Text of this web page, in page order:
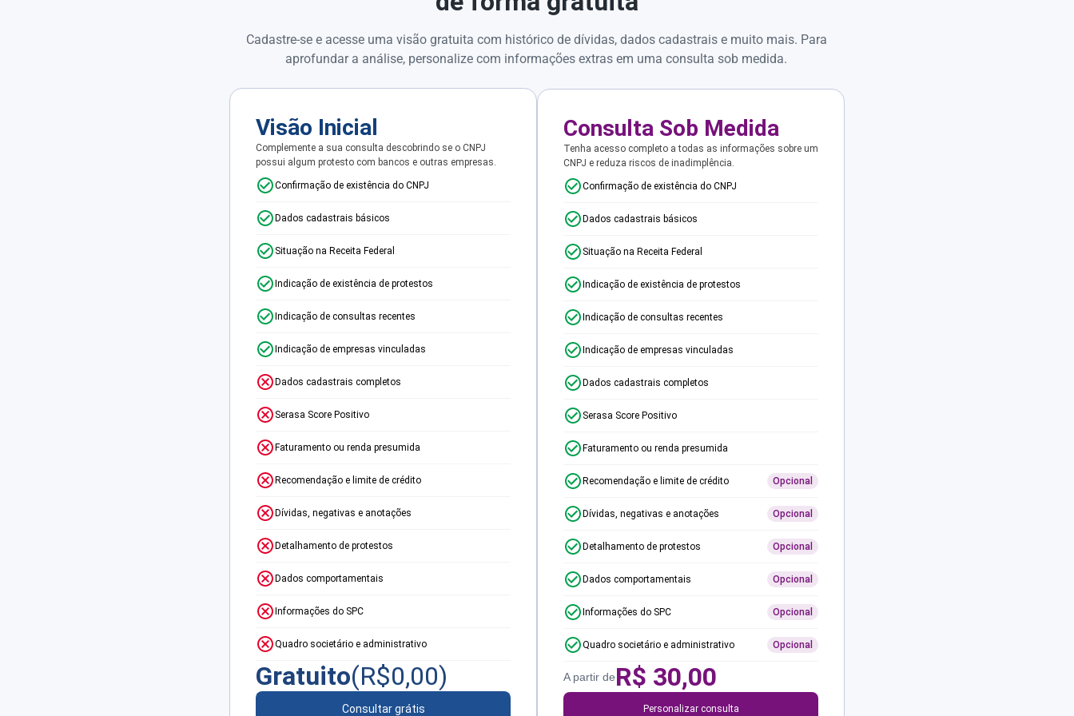
Cadastre-se e acesse uma visão gratuita com histórico de dívidas, dados cadastrais e muito mais. Para
aprofundar a análise, personalize com informações extras em uma consulta sob medida.
Visão Inicial
Complemente a sua consulta descobrindo se o CNPJ
possui algum protesto com bancos e outras empresas.
Confirmação de existência do CNPJ
Dados cadastrais básicos
Situação na Receita Federal
Indicação de existência de protestos
Indicação de consultas recentes
Indicação de empresas vinculadas
Dados cadastrais completos
Serasa Score Positivo
Faturamento ou renda presumida
Recomendação e limite de crédito
Dívidas, negativas e anotações
Detalhamento de protestos
Dados comportamentais
Informações do SPC
Quadro societário e administrativo
Gratuito(R$0,00)
Consultar grátis
Consulta Sob Medida
Tenha acesso completo a todas as informações sobre um
CNPJ e reduza riscos de inadimplência.
Confirmação de existência do CNPJ
Dados cadastrais básicos
Situação na Receita Federal
Indicação de existência de protestos
Indicação de consultas recentes
Indicação de empresas vinculadas
Dados cadastrais completos
Serasa Score Positivo
Faturamento ou renda presumida
Recomendação e limite de crédito Opcional
Dívidas, negativas e anotações Opcional
Detalhamento de protestos Opcional
Dados comportamentais Opcional
Informações do SPC Opcional
Quadro societário e administrativo Opcional
A partir deR$ 30,00
Personalizar consulta